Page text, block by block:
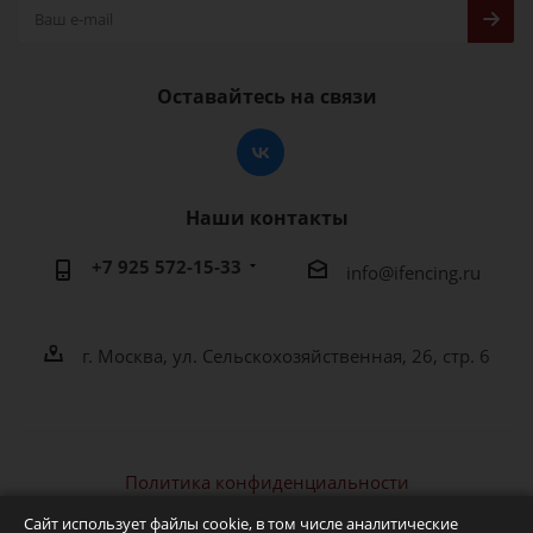
Оставайтесь на связи
Наши контакты
+7 925 572-15-33 info@ifencing.ru
г. Москва, ул. Сельскохозяйственная, 26, стр. 6
Политика конфиденциальности
Сайт использует файлы cookie, в том числе аналитические